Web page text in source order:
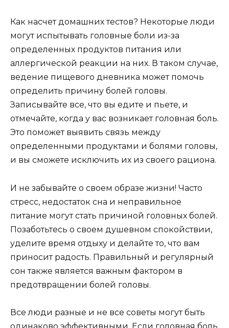
Как насчет домашних тестов? Некоторые люди
могут испытывать головные боли из-за
определенных продуктов питания или
аллергической реакции на них. В таком случае,
ведение пищевого дневника может помочь
определить причину болей головы.
Записывайте все, что вы едите и пьете, и
отмечайте, когда у вас возникает головная боль.
Это поможет выявить связь между
определенными продуктами и болями головы,
и вы сможете исключить их из своего рациона.
И не забывайте о своем образе жизни! Часто
стресс, недостаток сна и неправильное
питание могут стать причиной головных болей.
Позаботьтесь о своем душевном спокойствии,
уделите время отдыху и делайте то, что вам
приносит радость. Правильный и регулярный
сон также является важным фактором в
предотвращении болей головы.
Все люди разные и не все советы могут быть